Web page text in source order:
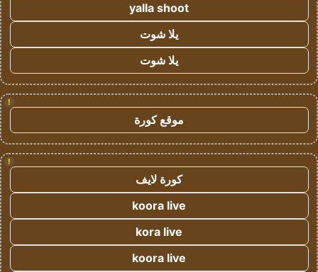
yalla shoot
يلا شوت
يلا شوت
!
موقع كورة
!
كورة لايف
koora live
kora live
koora live